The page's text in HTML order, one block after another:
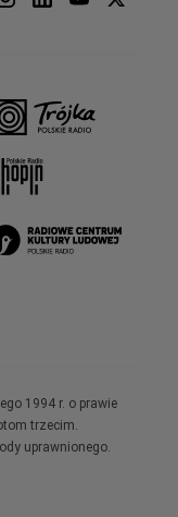
1994 r. o prawie
trzecim.
uprawnionego.